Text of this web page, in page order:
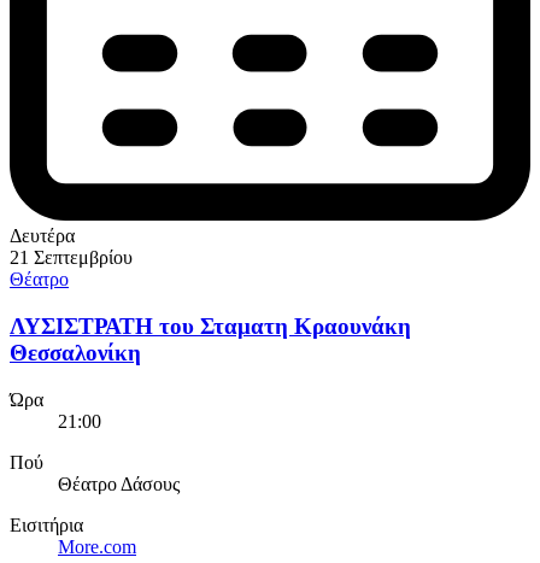
Δευτέρα
21 Σεπτεμβρίου
Θέατρο
ΛΥΣΙΣΤΡΑΤΗ του Σταματη Κραουνάκη
Θεσσαλονίκη
Ώρα
21:00
Πού
Θέατρο Δάσους
Εισιτήρια
More.com